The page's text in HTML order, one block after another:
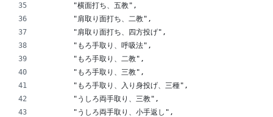
        "横面打ち、五教",
        "肩取り面打ち、二教",
        "肩取り面打ち、四方投げ",
        "もろ手取り、呼吸法",
        "もろ手取り、二教",
        "もろ手取り、三教",
        "もろ手取り、入り身投げ、三種",
        "うしろ両手取り、三教",
        "うしろ両手取り、小手返し",